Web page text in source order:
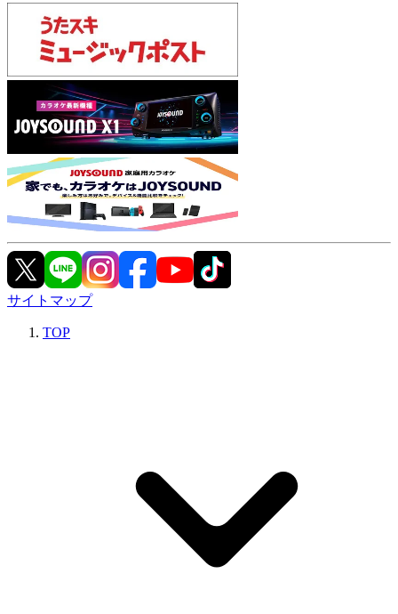
サイトマップ
TOP